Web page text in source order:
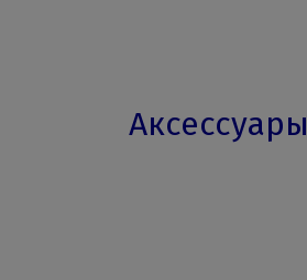
Аксессуары